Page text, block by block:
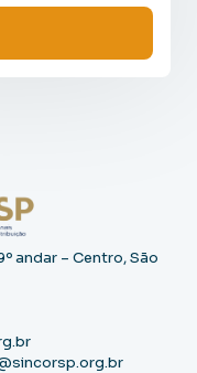
andar – Centro, São